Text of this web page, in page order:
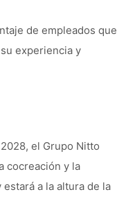
de empleados que
experiencia y
el Grupo Nitto
cocreación y la
a la altura de la